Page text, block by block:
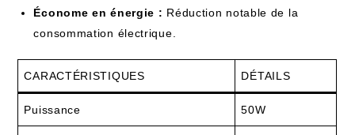
Économe en énergie : Réduction notable de la
consommation électrique.
CARACTÉRISTIQUES DÉTAILS
Puissance 50W